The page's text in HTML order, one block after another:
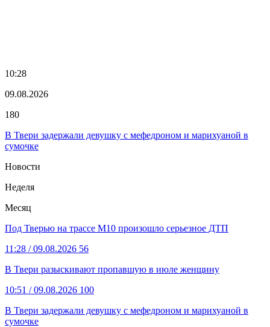
10:28
09.08.2026
180
В Твери задержали девушку с мефедроном и марихуаной в
сумочке
Новости
Неделя
Месяц
Под Тверью на трассе М10 произошло серьезное ДТП
11:28 / 09.08.2026 56
В Твери разыскивают пропавшую в июле женщину
10:51 / 09.08.2026 100
В Твери задержали девушку с мефедроном и марихуаной в
сумочке